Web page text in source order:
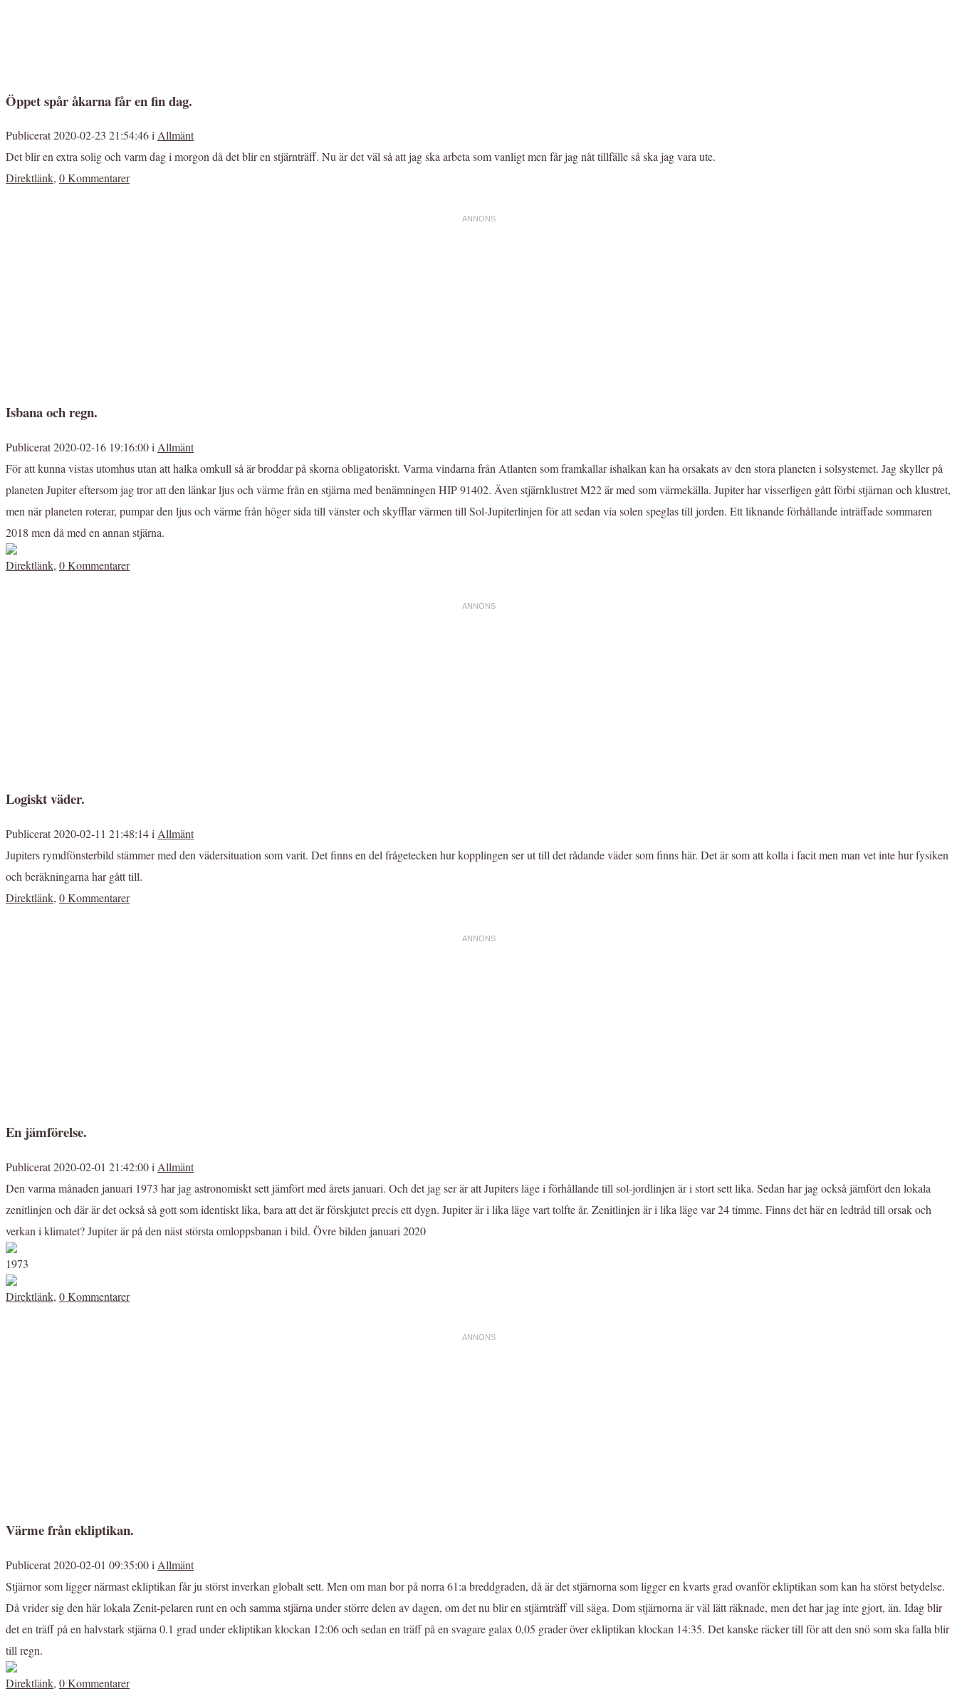
Öppet spår åkarna får en fin dag.
Publicerat 2020-02-23 21:54:46 iAllmänt
Det blir en extra solig och varm dag i morgon då det blir en stjärnträff. Nu är det väl så att jag ska arbeta som vanligt men får jag nåt tillfälle så ska jag vara ute.
Direktlänk, 0 Kommentarer
Isbana och regn.
Publicerat 2020-02-16 19:16:00 i Allmänt
För att kunna vistas utomhus utan att halka omkull så är broddar på skorna obligatoriskt. Varma vindarna från Atlanten som framkallar ishalkan kan ha orsakats av den stora planeten i solsystemet. Jag skyller på
planeten Jupiter eftersom jag tror att den länkar ljus och värme från en stjärna med benämningen HIP 91402. Även stjärnklustret M22 är med som värmekälla. Jupiter har visserligen gått förbi stjärnan och klustret,
men när planeten roterar, pumpar den ljus och värme från höger sida till vänster och skyfflar värmen till Sol-Jupiterlinjen för att sedan via solen speglas till jorden. Ett liknande förhållande inträffade sommaren
2018 men då med en annan stjärna.
Direktlänk, 0 Kommentarer
Logiskt väder.
Publicerat 2020-02-11 21:48:14 i Allmänt
Jupiters rymdfönsterbild stämmer med den vädersituation som varit. Det finns en del frågetecken hur kopplingen ser ut till det rådande väder som finns här. Det är som att kolla i facit men man vet inte hur fysiken
och beräkningarna har gått till.
Direktlänk, 0 Kommentarer
En jämförelse.
Publicerat 2020-02-01 21:42:00 i Allmänt
Den varma månaden januari 1973 har jag astronomiskt sett jämfört med årets januari. Och det jag ser är att Jupiters läge i förhållande till sol-jordlinjen är i stort sett lika. Sedan har jag också jämfört den lokala
zenitlinjen och där är det också så gott som identiskt lika, bara att det är förskjutet precis ett dygn. Jupiter är i lika läge vart tolfte år. Zenitlinjen är i lika läge var 24 timme. Finns det här en ledtråd till orsak och
verkan i klimatet? Jupiter är på den näst största omloppsbanan i bild. Övre bilden januari 2020
1973
Direktlänk, 0 Kommentarer
Värme från ekliptikan.
Publicerat 2020-02-01 09:35:00 i Allmänt
Stjärnor som ligger närmast ekliptikan får ju störst inverkan globalt sett. Men om man bor på norra 61:a breddgraden, då är det stjärnorna som ligger en kvarts grad ovanför ekliptikan som kan ha störst betydelse.
Då vrider sig den här lokala Zenit-pelaren runt en och samma stjärna under större delen av dagen, om det nu blir en stjärnträff vill säga. Dom stjärnorna är väl lätt räknade, men det har jag inte gjort, än. Idag blir
det en träff på en halvstark stjärna 0.1 grad under ekliptikan klockan 12:06 och sedan en träff på en svagare galax 0,05 grader över ekliptikan klockan 14:35. Det kanske räcker till för att den snö som ska falla blir
till regn.
Direktlänk, 0 Kommentarer